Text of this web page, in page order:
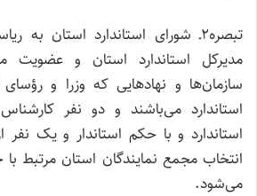
تبصره۲ـ شورای استاندارد استان به
مدیرکل استاندارد استان و عضویت
سازمان‌ها و نهادهایی که وزرا و
استاندارد می‌باشند و دو نفر
استاندارد و با حکم استاندار و یک نفر
انتخاب مجمع نمایندگان استان مرتبط با
می‌شود.